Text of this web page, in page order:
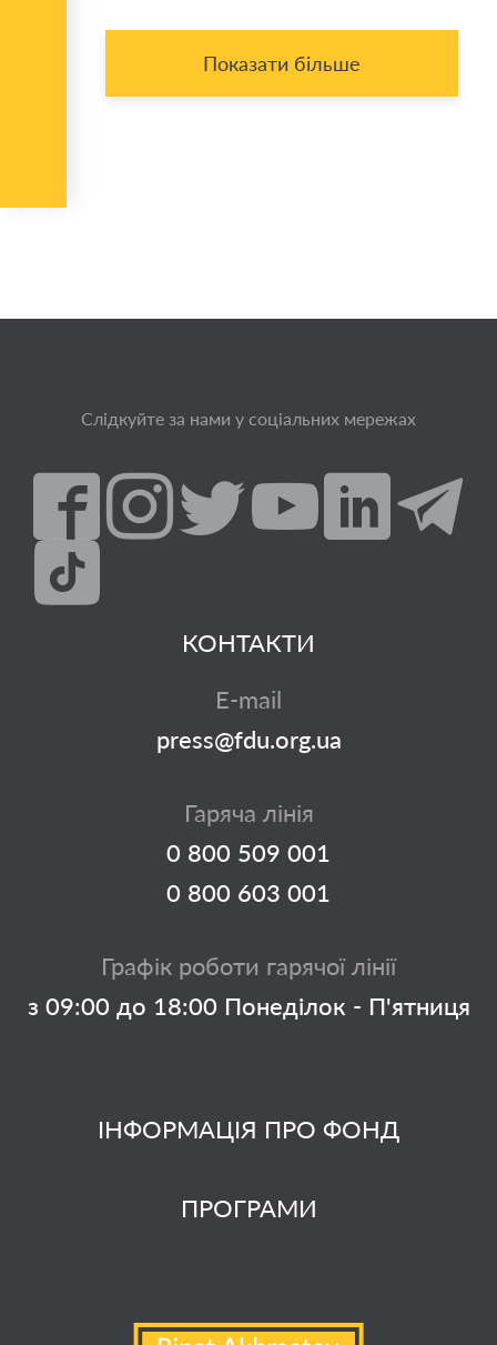
Показати більше
Слідкуйте за нами у соціальних мережах
ІНФОРМАЦІЯ ПРО ФОНД
ПРОГРАМИ
КОНТАКТИ
E-mail
press@fdu.org.ua
Гаряча лінія
0 800 509 001
0 800 603 001
Графік роботи гарячої лінії
з 09:00 до 18:00 Понеділок - П'ятниця